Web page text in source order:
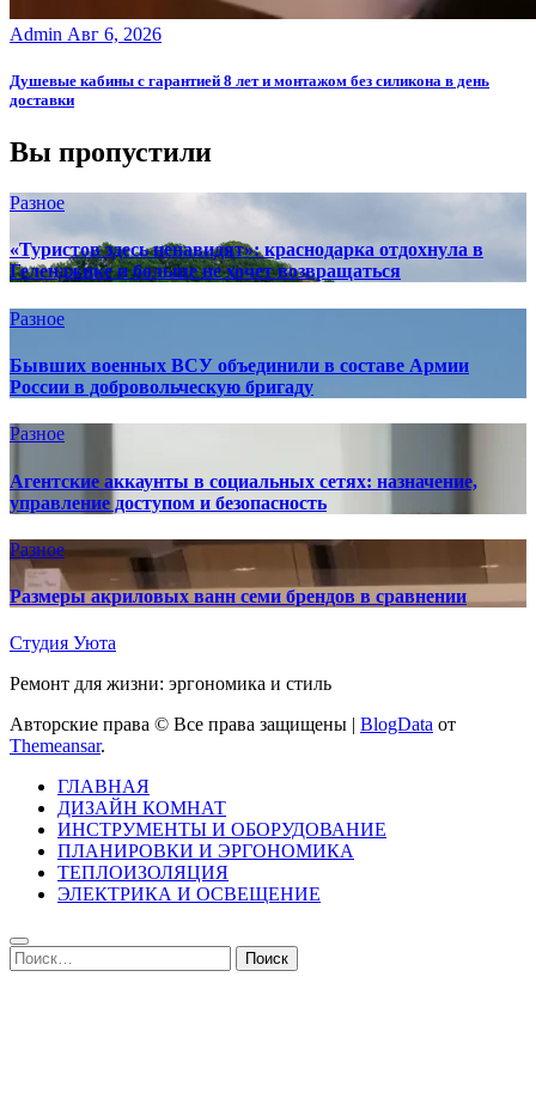
Admin Авг 6, 2026
Душевые кабины с гарантией 8 лет и монтажом без силикона в день
доставки
Вы пропустили
Разное
«Туристов здесь ненавидят»: краснодарка отдохнула в
Геленджике и больше не хочет возвращаться
Разное
Бывших военных ВСУ объединили в составе Армии
России в добровольческую бригаду
Разное
Агентские аккаунты в социальных сетях: назначение,
управление доступом и безопасность
Разное
Размеры акриловых ванн семи брендов в сравнении
Студия Уюта
Ремонт для жизни: эргономика и стиль
Авторские права © Все права защищены | BlogData от
Themeansar.
ГЛАВНАЯ
ДИЗАЙН КОМНАТ
ИНСТРУМЕНТЫ И ОБОРУДОВАНИЕ
ПЛАНИРОВКИ И ЭРГОНОМИКА
ТЕПЛОИЗОЛЯЦИЯ
ЭЛЕКТРИКА И ОСВЕЩЕНИЕ
Найти: